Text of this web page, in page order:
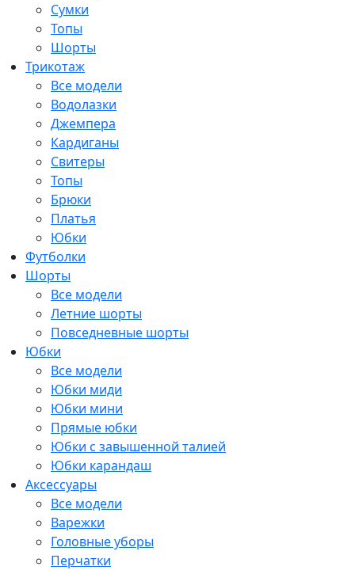
Сумки
Топы
Шорты
Трикотаж
Все модели
Водолазки
Джемпера
Кардиганы
Свитеры
Топы
Брюки
Платья
Юбки
Футболки
Шорты
Все модели
Летние шорты
Повседневные шорты
Юбки
Все модели
Юбки миди
Юбки мини
Прямые юбки
Юбки с завышенной талией
Юбки карандаш
Аксессуары
Все модели
Варежки
Головные уборы
Перчатки